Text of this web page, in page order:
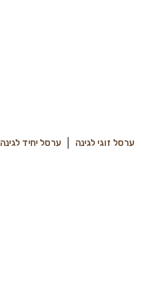
ערסל זוגי לגינה ערסל יחיד לגינה